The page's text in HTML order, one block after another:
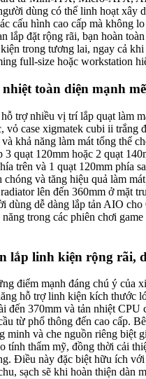
dùng có thể linh hoạt xây
cấu hình cao cấp mà không
lắp đặt rộng rãi, bạn hoàn
trong tương lai, ngay cả
full-size hoặc workstation
toàn diện mạnh mẽ
trợ nhiều vị trí lắp quạt làm
vỏ case xigmatek cubi ii trắng
khả năng làm mát tổng thể
3 quạt 120mm hoặc 2 quạt
trên và 1 quạt 120mm phía
chóng và tăng hiệu quả làm
lên đến 360mm ở mặt
dùng dễ dàng lắp tản AIO
trong các phiên chơi
lắp linh kiện rộng rãi,
điểm mạnh đáng chú ý của
hỗ trợ linh kiện kích thước
đến 370mm và tản nhiệt CPU
từ phổ thông đến cao cấp.
minh và che nguồn riêng biệt
tính thẩm mỹ, đồng thời cải
Điều này đặc biệt hữu ích
sạch sẽ khi hoàn thiện dàn